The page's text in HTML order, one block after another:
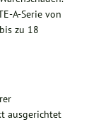
A-Serie von
zu 18
ausgerichtet